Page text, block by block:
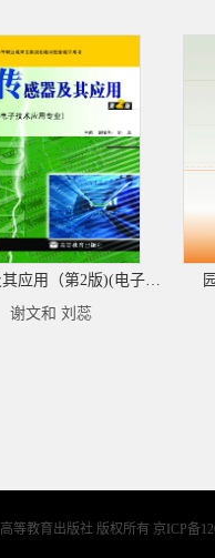
传感器及其应用（第2版)(电子技术应用专业)
谢文和 刘蕊
高等教育出版社 版权所有 京ICP备